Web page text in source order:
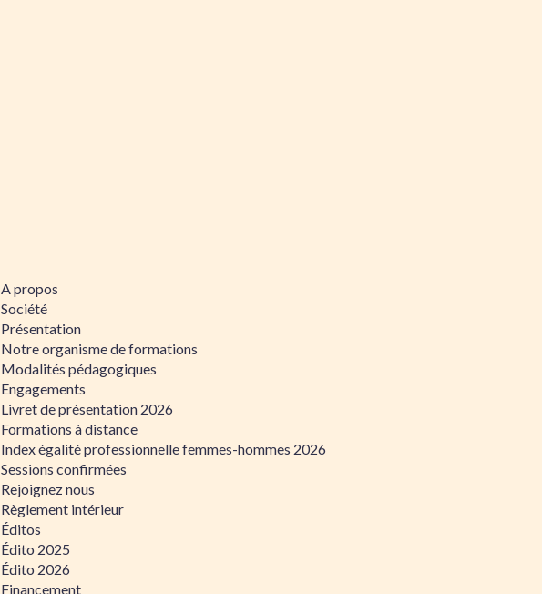
A propos
Société
Présentation
Notre organisme de formations
Modalités pédagogiques
Engagements
Livret de présentation 2026
Formations à distance
Index égalité professionnelle femmes-hommes 2026
Sessions confirmées
Rejoignez nous
Règlement intérieur
Éditos
Édito 2025
Édito 2026
Financement